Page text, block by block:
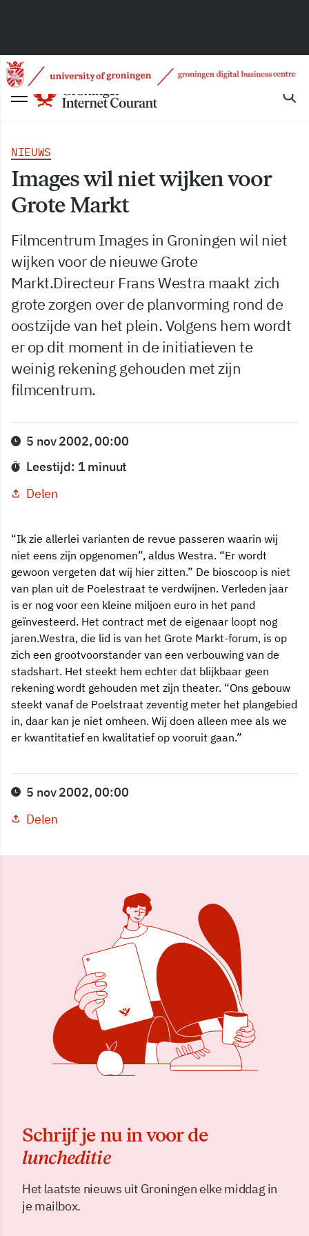
NIEUWS
Images wil niet wijken voor
Grote Markt
Filmcentrum Images in Groningen wil niet
wijken voor de nieuwe Grote
Markt.Directeur Frans Westra maakt zich
grote zorgen over de planvorming rond de
oostzijde van het plein. Volgens hem wordt
er op dit moment in de initiatieven te
weinig rekening gehouden met zijn
filmcentrum.
5 nov 2002, 00:00
Leestijd: 1 minuut
Delen
“Ik zie allerlei varianten de revue passeren waarin wij
niet eens zijn opgenomen”, aldus Westra. “Er wordt
gewoon vergeten dat wij hier zitten.” De bioscoop is niet
van plan uit de Poelestraat te verdwijnen. Verleden jaar
is er nog voor een kleine miljoen euro in het pand
geïnvesteerd. Het contract met de eigenaar loopt nog
jaren.Westra, die lid is van het Grote Markt-forum, is op
zich een grootvoorstander van een verbouwing van de
stadshart. Het steekt hem echter dat blijkbaar geen
rekening wordt gehouden met zijn theater. “Ons gebouw
steekt vanaf de Poelstraat zeventig meter het plangebied
in, daar kan je niet omheen. Wij doen alleen mee als we
er kwantitatief en kwalitatief op vooruit gaan.”
5 nov 2002, 00:00
Delen
Schrijf je nu in voor de
luncheditie
Het laatste nieuws uit Groningen elke middag in
je mailbox.